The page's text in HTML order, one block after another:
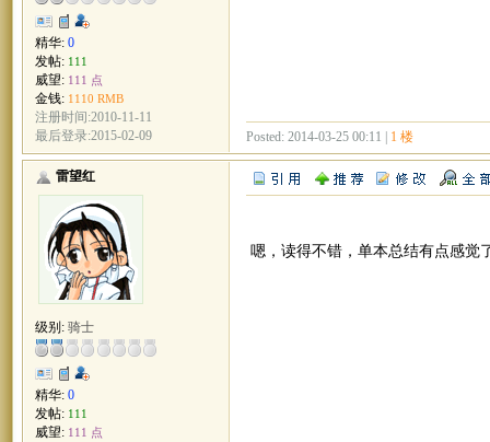
精华: 0
发帖: 111
威望: 111 点
金钱: 1110 RMB
注册时间:2010-11-11
最后登录:2015-02-09
Posted: 2014-03-25 00:11 | 1 楼
雷望红
级别: 骑士
精华: 0
发帖: 111
威望: 111 点
嗯，读得不错，单本总结有点感觉